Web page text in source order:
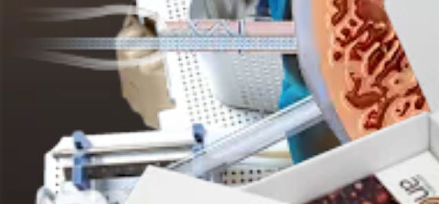
AlloSync™ Pure Demineralized Bone Matrix